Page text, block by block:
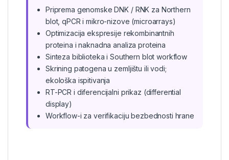
Priprema genomske DNK / RNK za Northern
blot, qPCR i mikro-nizove (microarrays)
Optimizacija ekspresije rekombinantnih
proteina i naknadna analiza proteina
Sinteza biblioteka i Southern blot workflow
Skrining patogena u zemljištu ili vodi;
ekološka ispitivanja
RT-PCR i diferencijalni prikaz (differential
display)
Workflow-i za verifikaciju bezbednosti hrane